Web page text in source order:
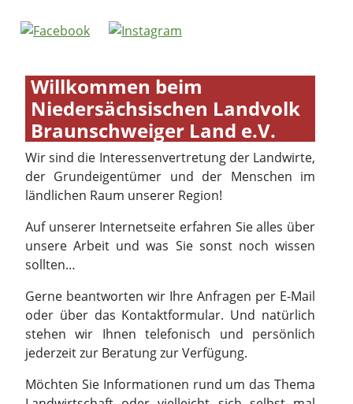
Wir sind die Interessenvertretung der Landwirte,
ländlichen Raum unserer Region!
Auf unserer Internetseite erfahren Sie alles über
unsere Arbeit und was Sie sonst noch wissen
sollten…
Gerne beantworten wir Ihre Anfragen per E-Mail
oder über das Kontaktformular. Und natürlich
jederzeit zur Beratung zur Verfügung.
Möchten Sie Informationen rund um das Thema
einen landwirtschaftlichen Betrieb aus der Nähe
anschauen und sich die Tätigkeiten erklären
lassen, dann zögern Sie nicht sondern wenden
Sie sich an uns:landvolk@landvolk-
braunschweig.de
0531 / 28 77 00
Wir freuen uns auf Sie!!!